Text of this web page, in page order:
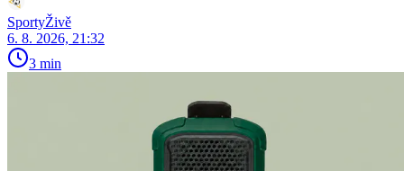
SportyŽivě
6. 8. 2026, 21:32
3 min